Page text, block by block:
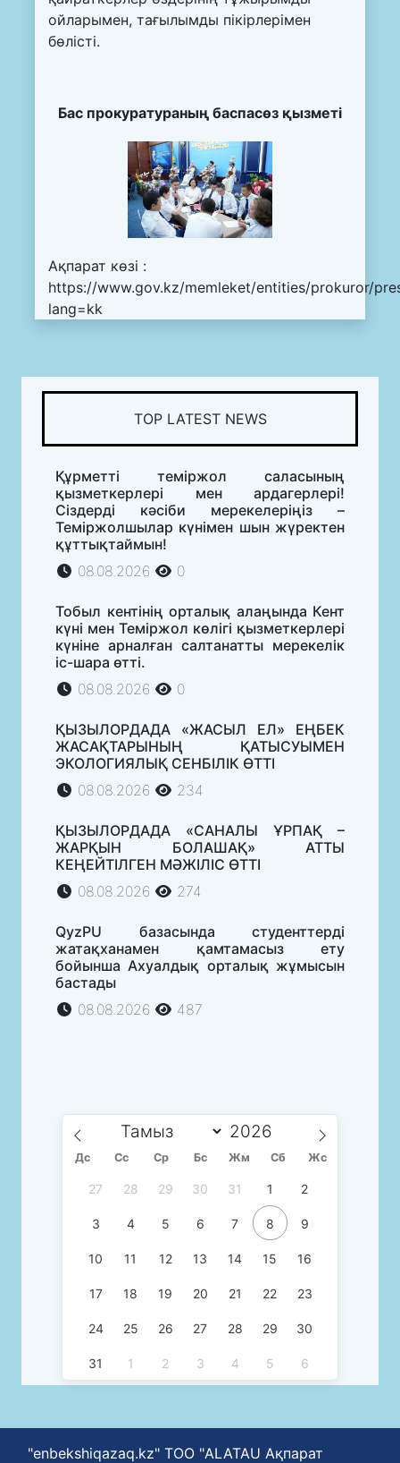
ойларымен, тағылымды пікірлерімен
бөлісті.
Бас прокуратураның баспасөз қызметі
Ақпарат көзі :
https://www.gov.kz/memleket/entities/prokuror/
lang=kk
TOP LATEST NEWS
Құрметті теміржол саласының
қызметкерлері мен ардагерлері!
Сіздерді кәсіби мерекелеріңіз –
Теміржолшылар күнімен шын жүректен
құттықтаймын!
08.08.2026
0
Тобыл кентінің орталық алаңында Кент
күні мен Теміржол көлігі қызметкерлері
күніне арналған салтанатты мерекелік
іс-шара өтті.
08.08.2026
0
ҚЫЗЫЛОРДАДА «ЖАСЫЛ ЕЛ» ЕҢБЕК
ЖАСАҚТАРЫНЫҢ ҚАТЫСУЫМЕН
ЭКОЛОГИЯЛЫҚ СЕНБІЛІК ӨТТІ
08.08.2026
234
ҚЫЗЫЛОРДАДА «САНАЛЫ ҰРПАҚ –
ЖАРҚЫН БОЛАШАҚ» АТТЫ
КЕҢЕЙТІЛГЕН МӘЖІЛІС ӨТТІ
08.08.2026
274
QyzPU базасында студенттерді
жатақханамен қамтамасыз ету
бойынша Ахуалдық орталық жұмысын
бастады
08.08.2026
487
Дс Сc Ср Бс Жм Сб Жс
27 28 29 30 31 1 2
3 4 5 6 7 8 9
10 11 12 13 14 15 16
17 18 19 20 21 22 23
24 25 26 27 28 29 30
31 1 2 3 4 5 6
"enbekshiqazaq.kz" ТОО "ALATAU Ақпарат